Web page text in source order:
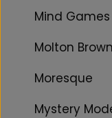
Mind Games
Molton Brown
Moresque
Mystery